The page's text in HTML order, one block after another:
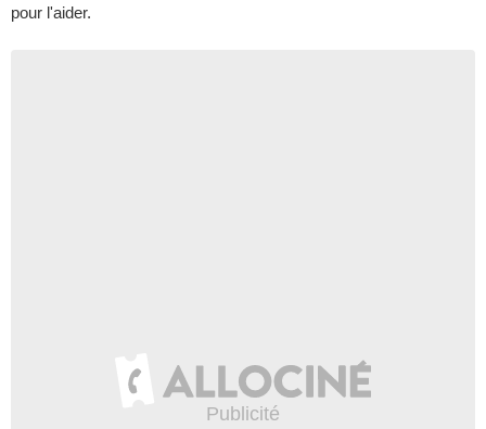
pour l'aider.